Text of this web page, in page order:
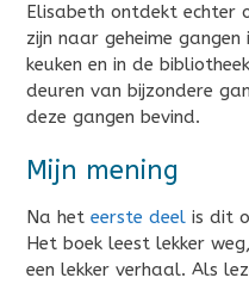
Elisabeth ontdekt echter
zijn naar geheime
keuken en in de
deuren van bijzondere
deze gangen bevind.
Mijn mening
Na het eerste deel is dit
Het boek leest lekker
een lekker verhaal. Als